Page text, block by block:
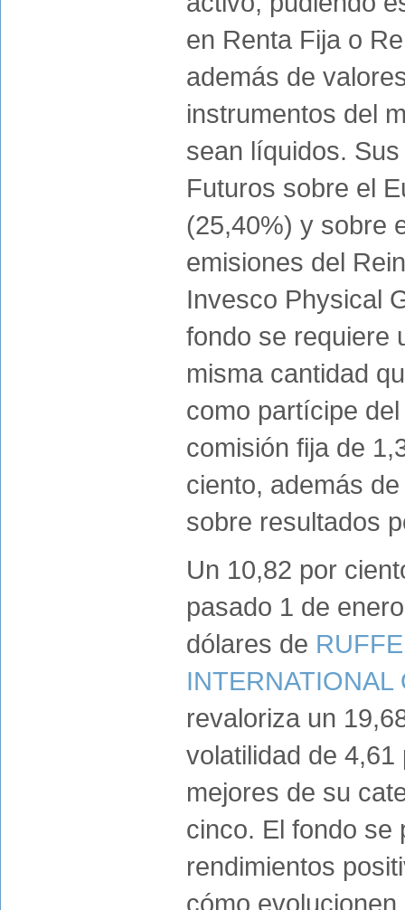
en Renta Fija o
además de
instrumentos del
sean líquidos.
Futuros sobre el
(25,40%) y sobre
emisiones del
Invesco Physical
fondo se requiere
misma cantidad
como partícipe
comisión fija de
ciento, además
sobre resultados
Un 10,82 por
pasado 1 de
dólares de
INTERNATIONAL
revaloriza un
volatilidad de
mejores de su
cinco. El fondo se
rendimientos
cómo